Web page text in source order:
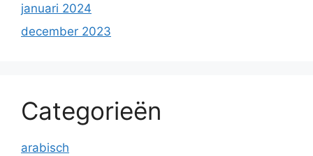
januari 2024
december 2023
Categorieën
arabisch